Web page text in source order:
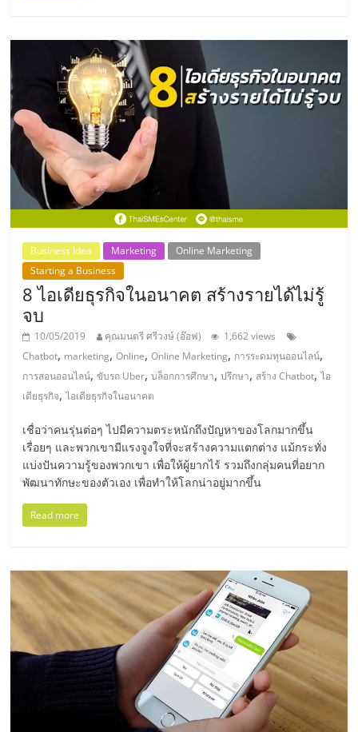
รน
ไชส์
แฟ
รน
ไชส์
ขาย
หน้า
บ้าน
ลงทุน
น้อย
คืน
ไว,
ที่
ปรึกษา
Business Idea Marketing
Online Marketing
Starting a Business
8 ไอเดียธุรกิจในอนาคต สร้างรายได้ไม่รู้
จบ
10/05/2019 คุณมนตรี ศรีวงษ์ (อ๊อฟ)
1,662 views
Chatbot, marketing,Online,Online Marketing, การระดมทุนออนไลน์,
การสอนออนไลน์,ขับรถ Uber,บล็อกการศึกษา,ปรึกษา, สร้าง Chatbot,ไอ
เดียธุรกิจ,ไอเดียธุรกิจในอนาคต
เชื่อว่าคนรุ่นต่อๆ ไปมีความตระหนักถึงปัญหาของโลกมากขึ้น
เรื่อยๆ และพวกเขามีแรงจูงใจที่จะสร้างความแตกต่าง แม้กระทั่ง
แบ่งปันความรู้ของพวกเขา เพื่อให้ผู้ยากไร้ รวมถึงกลุ่มคนที่อยาก
พัฒนาทักษะของตัวเอง เพื่อทำให้โลกน่าอยู่มากขึ้น
Read more